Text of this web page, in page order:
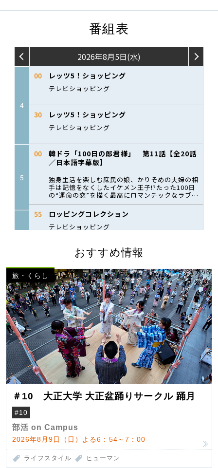
番組表
おすすめ情報
旅・くらし
＃10 大正大学 大正盆踊りサークル 踊月
#10
部活 on Campus
2026年8月9日（日）よる6：54～7：00
ライフスタイル ヒューマン